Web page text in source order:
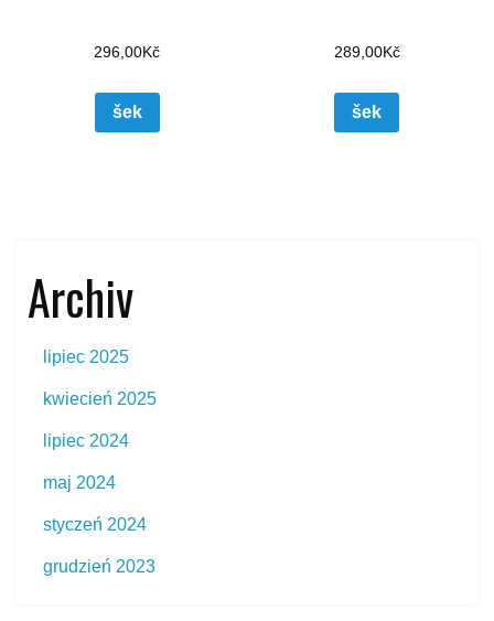
296,00Kč
šek
289,00Kč
šek
Archiv
lipiec 2025
kwiecień 2025
lipiec 2024
maj 2024
styczeń 2024
grudzień 2023